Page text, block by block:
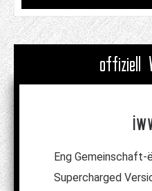
offiziell
Eng
Supercharged